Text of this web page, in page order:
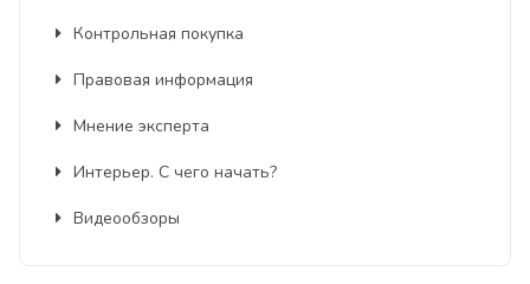
Контрольная покупка
Правовая информация
Мнение эксперта
Интерьер. С чего начать?
Видеообзоры